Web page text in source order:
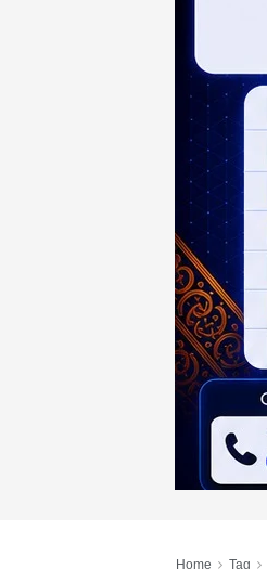
Home Tag